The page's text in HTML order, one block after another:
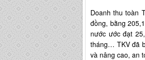
Doanh thu toàn
đồng, bằng
nước ước đạt
tháng… TKV đã
và nâng cao, an